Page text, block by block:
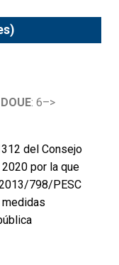
DOUE: 6–>
del Consejo
por la que
798/PESC